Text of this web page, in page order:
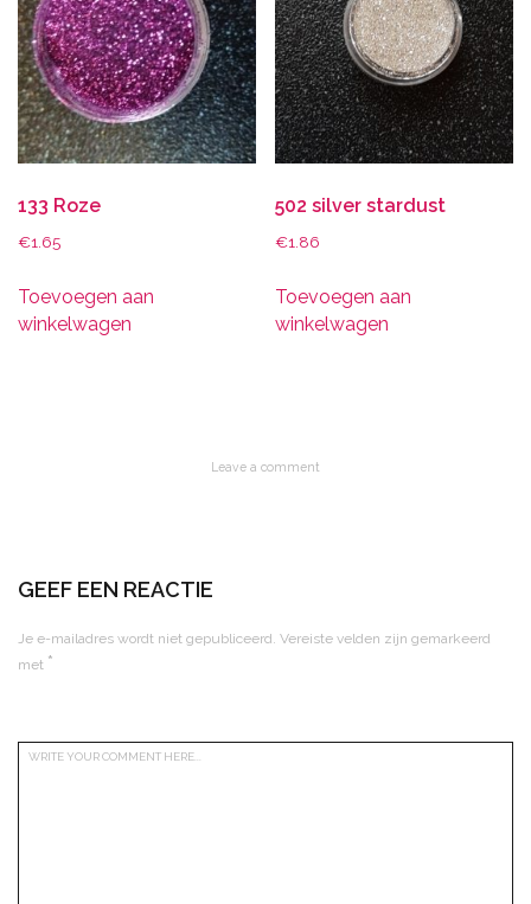
133 Roze
€1.65
Toevoegen aan
winkelwagen
502 silver stardust
€1.86
Toevoegen aan
winkelwagen
Leave a comment
GEEF EEN REACTIE
Je e-mailadres wordt niet gepubliceerd. Vereiste velden zijn gemarkeerd
met *